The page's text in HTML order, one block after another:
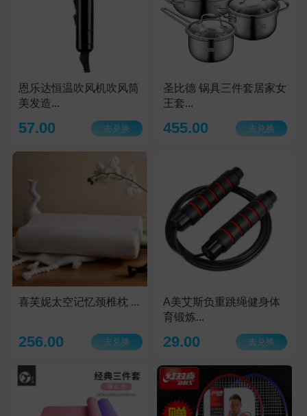
恩乐达恒温吹风机吹风筒
美发造...
57.00 去兑换
圣比德 锅具三件套居家女
王套...
455.00 去兑换
喜芙妮太空记忆颈椎枕 ...
256.00 去兑换
A美艾斯负重跳绳健身体
育锻炼...
29.00 去兑换